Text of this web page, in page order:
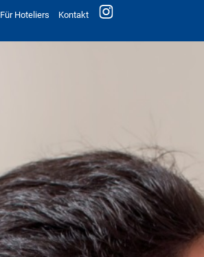
Für Hoteliers
Kontakt